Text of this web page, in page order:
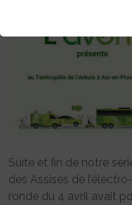
Suite et fin de notre
des Assises de
ronde du 4 avril avait